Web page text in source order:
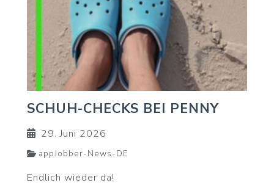
SCHUH-CHECKS BEI PENNY
29. Juni 2026
appJobber-News-DE
Endlich wieder da!